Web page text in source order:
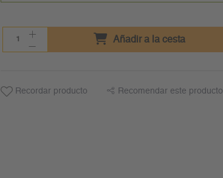
Añadir a la cesta
Recordar producto Recomendar este producto